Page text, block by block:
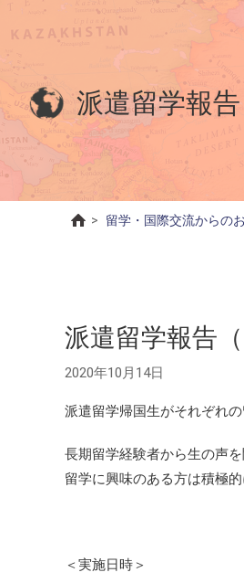
派遣留学報
> 留学・国際交流からの
派遣留学報告
2020年10月14日
派遣留学帰国生がそれぞれ
長期留学経験者から生の声
留学に興味のある方は積極
＜実施日時＞